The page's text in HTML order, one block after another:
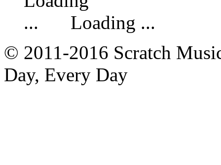
Loading ...
© 2011-2016 Scratch
Day, Every Day